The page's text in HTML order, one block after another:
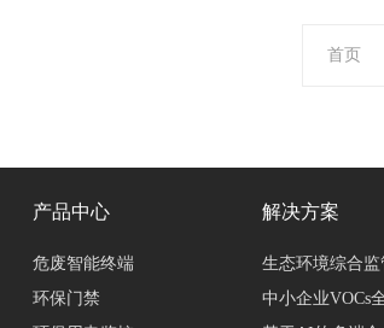
首页
产品中心
危废智能终端
环保门禁
解决方案
生态环境综合
中小企业VOCs